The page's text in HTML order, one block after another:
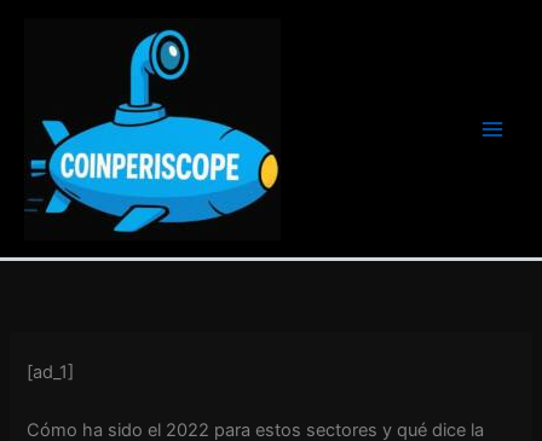
[ad_1]
Cómo ha sido el 2022 para estos sectores y qué dice la